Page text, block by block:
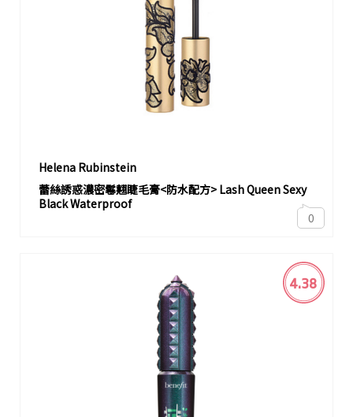
Helena Rubinstein
蕾絲誘惑濃密鬈翹睫毛膏<防水配方> Lash Queen Sexy
Black Waterproof
0
4.38